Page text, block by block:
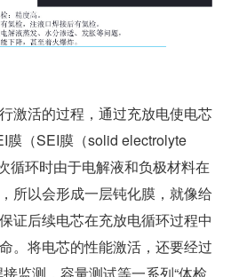
激活的过程，通过充放电使电芯
膜（SEI膜（solid electrolyte
循环时由于电解液和负极材料在
所以会形成一层钝化膜，就像给
证后续电芯在充放电循环过程中
。将电芯的性能激活，还要经过